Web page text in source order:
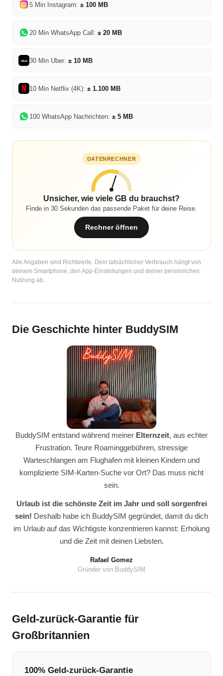
5 Min Instagram: ± 100 MB
20 Min WhatsApp Call: ± 20 MB
Uber 30 Min Uber: ± 10 MB
10 Min Netflix (4K): ± 1.100 MB
100 WhatsApp Nachrichten: ± 5 MB
DATENRECHNER
Unsicher, wie viele GB du brauchst?
Finde in 30 Sekunden das passende Paket für deine Reise.
Rechner öffnen
Alle Angaben sind Richtwerte. Dein tatsächlicher Verbrauch hängt von
deinem Smartphone, den App-Einstellungen und deiner persönlichen
Nutzung ab.
Die Geschichte hinter BuddySIM
BuddySIM entstand während meiner Elternzeit, aus echter
Frustration. Teure Roaminggebühren, stressige
Warteschlangen am Flughafen mit kleinen Kindern und
komplizierte SIM-Karten-Suche vor Ort? Das muss nicht
sein.
Urlaub ist die schönste Zeit im Jahr und soll sorgenfrei
sein! Deshalb habe ich BuddySIM gegründet, damit du dich
im Urlaub auf das Wichtigste konzentrieren kannst: Erholung
und die Zeit mit deinen Liebsten.
Rafael Gomez
Gründer von BuddySIM
Geld-zurück-Garantie für
Großbritannien
100% Geld-zurück-Garantie